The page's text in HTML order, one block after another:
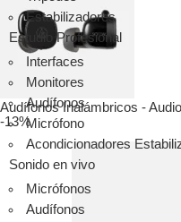
Estabilizadores
Estudio Profesional
Interfaces
Monitores
Audífonos
Micrófono
Acondicionadores
Sonido en vivo
Micrófonos
Audífonos
Audífonos Inalámbricos -
-13%